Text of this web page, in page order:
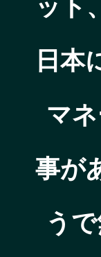
日本
マ
事が
う